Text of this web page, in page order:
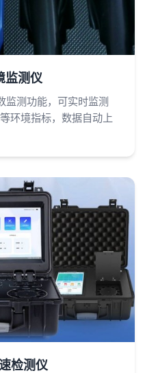
监测仪
监测功能，可实时监测
环境指标，数据自动上
检测仪